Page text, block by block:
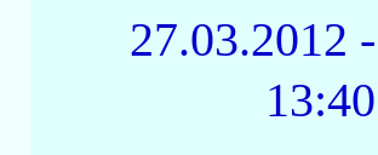
27.03.2012 -
13:40